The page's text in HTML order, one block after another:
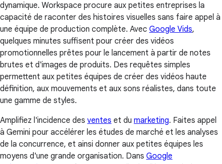
dynamique. Workspace procure aux petites entreprises la
capacité de raconter des histoires visuelles sans faire appel à
une équipe de production complète. Avec Google Vids,
quelques minutes suffisent pour créer des vidéos
promotionnelles prêtes pour le lancement à partir de notes
brutes et d'images de produits. Des requêtes simples
permettent aux petites équipes de créer des vidéos haute
définition, aux mouvements et aux sons réalistes, dans toute
une gamme de styles.
Amplifiez l'incidence des ventes et du marketing. Faites appel
à Gemini pour accélérer les études de marché et les analyses
de la concurrence, et ainsi donner aux petites équipes les
moyens d'une grande organisation. Dans Google